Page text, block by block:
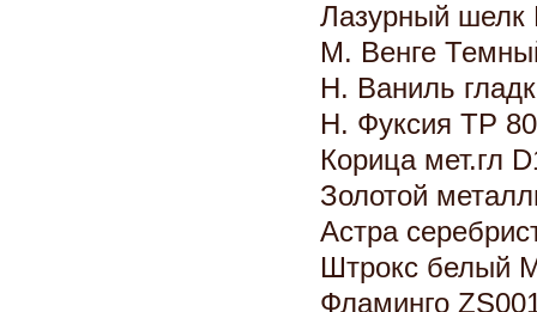
Лазурный шелк
М. Венге
Н. Ваниль
Н. Фуксия TP
Корица мет.гл
Золотой
Астра
Штрокс белый
Фламинго